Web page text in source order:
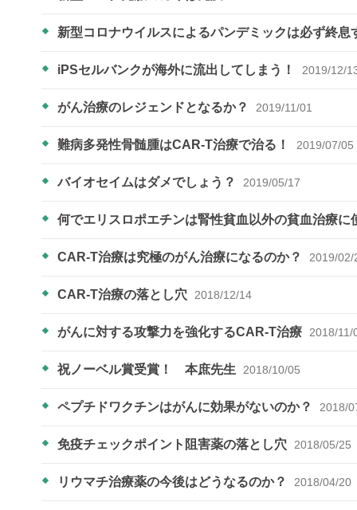
新型コロナウイルスによるパンデミックは必ず終息
iPSセルバンクが海外に流出してしまう！ 2019/12/
がん治療のレジェンドとなるか？ 2019/11/01
難病多発性骨髄腫はCAR-T治療で治る！ 2019/07/05
バイオセイムはダメでしょう？ 2019/05/17
何でエリスロポエチンは腎性貧血以外の貧血治療に
CAR-T治療は究極のがん治療になるのか？ 2019/02/
CAR-T治療の落とし穴 2018/12/14
がんに対する攻撃力を強化するCAR-T治療 2018/11/
祝ノーベル賞受賞！ 本庶先生 2018/10/05
ペプチドワクチンはがんに効果がないのか？ 2018/
免疫チェックポイント阻害薬の落とし穴 2018/05/25
リウマチ治療薬の今後はどうなるのか？ 2018/04/20